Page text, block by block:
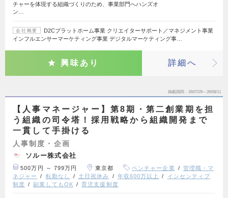
チャーを体現する組織づくりのため、事業部門へハンズオ
ン…
会社概要
D2Cプラットホーム事業 クリエイターサポート／マネジメント事業
インフルエンサーマーケティング事業 デジタルマーケティング事…
興味あり 詳細へ
掲載期間 26/07/29～26/08/11
【人事マネージャー】第8期・第二創業期を担
う組織の司令塔！採用戦略から組織開発まで
一貫して手掛ける
人事制度・企画
ソルー株式会社
500万円 ～ 799万円 東京都 ベンチャー企業
管理職・マ
ネジャー
転勤なし 土日祝休み 年収600万以上
インセンティブ
制度
副業してもOK 育児支援制度